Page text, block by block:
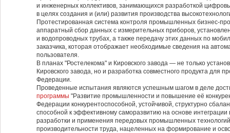
и инженерных коллективов, занимающихся разработкой
в целях создания и (или) развития производства
Протестированная система контроля промышленных бизнес-
аппаратный сбор данных с измерительных приборов,
и водопроводных трубах, а также передачу этих данных по
заказчика, которая отображает необходимые сведения на
пользователя.
В планах "Ростелекома" и Кировского завода — не только
Кировского завода, но и разработка совместного продукта для
Федерации.
Проведенные испытания являются успешным шагом в деле
программы "Развитие промышленности и повышение её
Федерации конкурентоспособной, устойчивой, структурно
способной к эффективному саморазвитию на основе интеграции
разработки и применения передовых промышленных
производительности труда, нацеленных на формирование и